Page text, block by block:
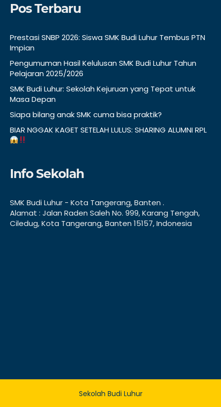
Pos Terbaru
Prestasi SNBP 2026: Siswa SMK Budi Luhur Tembus PTN
Impian
Pengumuman Hasil Kelulusan SMK Budi Luhur Tahun
Pelajaran 2025/2026
SMK Budi Luhur: Sekolah Kejuruan yang Tepat untuk
Masa Depan
Siapa bilang anak SMK cuma bisa praktik?
BIAR NGGAK KAGET SETELAH LULUS: SHARING ALUMNI RPL
Info Sekolah
SMK Budi Luhur - Kota Tangerang, Banten .
Alamat : Jalan Raden Saleh No. 999, Karang Tengah,
Ciledug, Kota Tangerang, Banten 15157, Indonesia
Sekolah Budi Luhur